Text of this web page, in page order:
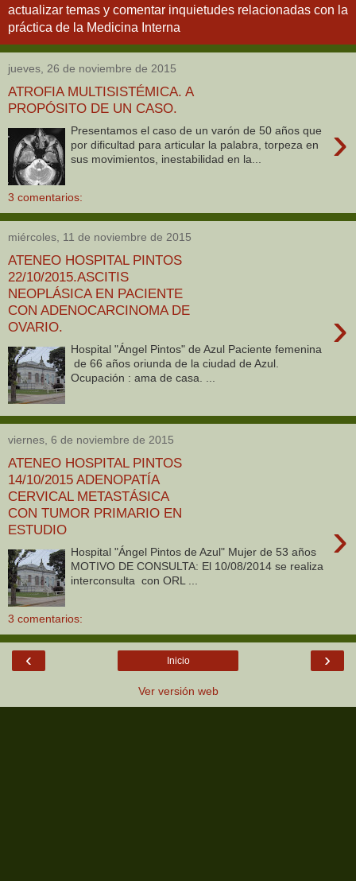
actualizar temas y comentar inquietudes relacionadas con la
práctica de la Medicina Interna
jueves, 26 de noviembre de 2015
ATROFIA MULTISISTÉMICA. A
PROPÓSITO DE UN CASO.
›
Presentamos el caso de un varón de 50 años que
por dificultad para articular la palabra, torpeza en
sus movimientos, inestabilidad en la...
3 comentarios:
miércoles, 11 de noviembre de 2015
ATENEO HOSPITAL PINTOS
22/10/2015.ASCITIS
NEOPLÁSICA EN PACIENTE
CON ADENOCARCINOMA DE
OVARIO.
›
Hospital "Ángel Pintos" de Azul Paciente femenina
de 66 años oriunda de la ciudad de Azul.
Ocupación : ama de casa. ...
viernes, 6 de noviembre de 2015
ATENEO HOSPITAL PINTOS
14/10/2015 ADENOPATÍA
CERVICAL METASTÁSICA
CON TUMOR PRIMARIO EN
ESTUDIO
›
Hospital "Ángel Pintos de Azul" Mujer de 53 años
MOTIVO DE CONSULTA: El 10/08/2014 se realiza
interconsulta con ORL ...
3 comentarios:
‹ ›
Inicio
Ver versión web